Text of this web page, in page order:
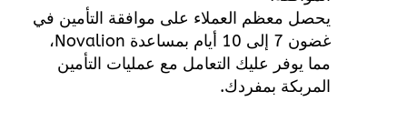
يحصل معظم العملاء على موافقة التأمين في
غضون 7 إلى 10 أيام بمساعدة Novalion،
مما يوفر عليك التعامل مع عمليات التأمين
المربكة بمفردك.